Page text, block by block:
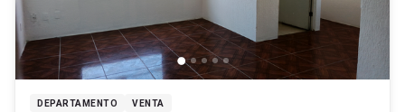
DEPARTAMENTO VENTA